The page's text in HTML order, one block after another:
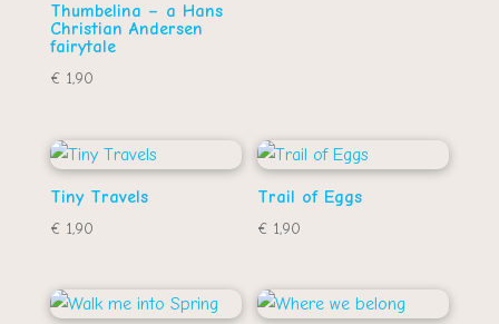
Thumbelina – a Hans
Christian Andersen
fairytale
€1,90
Tiny Travels
€1,90
Trail of Eggs
€ 1,90